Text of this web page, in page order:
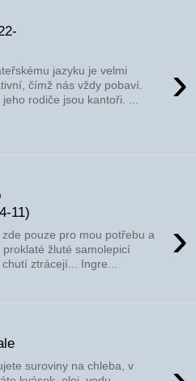
›
jazyku je velmi
čímž nás vždy pobaví.
rodiče jsou kantoři. ...
11)
›
pouze pro mou potřebu a
žluté samolepicí
ztrácejí... Ingre...
suroviny na chleba, v